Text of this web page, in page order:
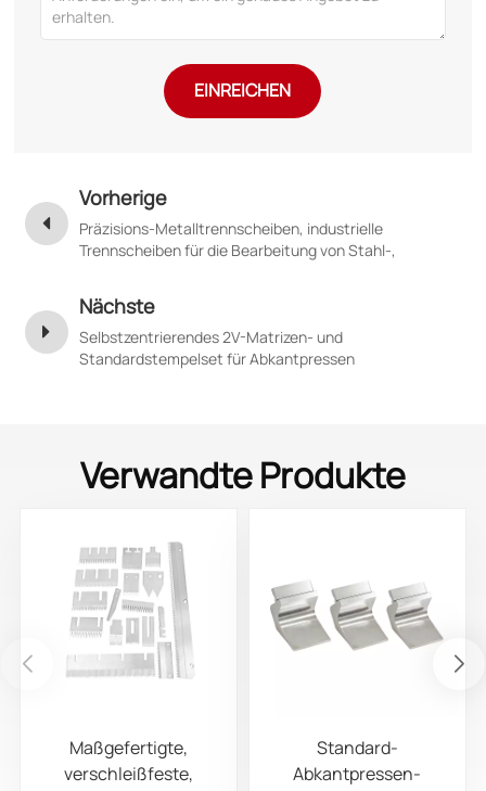
EINREICHEN
Vorherige
Präzisions-Metalltrennscheiben, industrielle
Trennscheiben für die Bearbeitung von Stahl-,
Nächste
Selbstzentrierendes 2V-Matrizen- und
Standardstempelset für Abkantpressen
Verwandte Produkte
Maßgefertigte,
verschleißfeste,
Standard-
Abkantpressen-